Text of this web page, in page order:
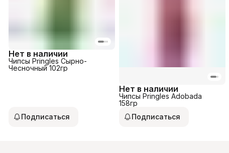
Нет в наличии
Чипсы Pringles Сырно-
Чесночный 102гр
Подписаться
Нет в наличии
Чипсы Pringles Adobada
158гр
Подписаться